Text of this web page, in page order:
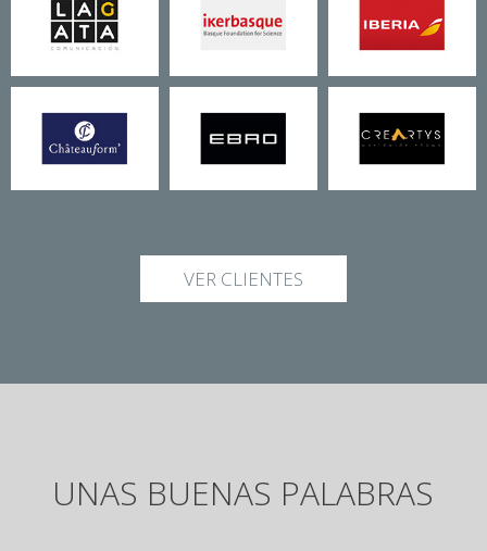
VER CLIENTES
UNAS BUENAS PALABRAS